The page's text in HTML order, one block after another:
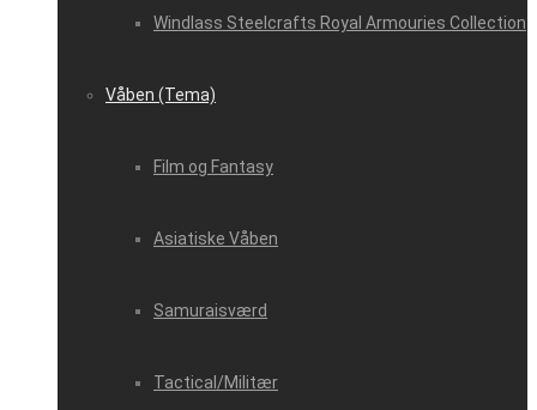
Windlass Steelcrafts Royal Armouries Collection
Våben (Tema)
Film og Fantasy
Asiatiske Våben
Samuraisværd
Tactical/Militær